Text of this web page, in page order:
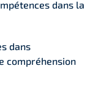
dans la
dans
compréhension